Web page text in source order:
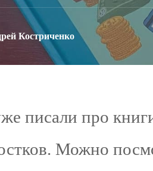
Костриченко
писали про
Можно